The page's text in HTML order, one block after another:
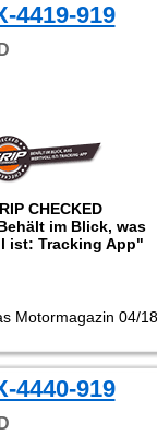
4419-919
CHECKED
im Blick, was
ist: Tracking App"
Motormagazin 04/18
4440-919